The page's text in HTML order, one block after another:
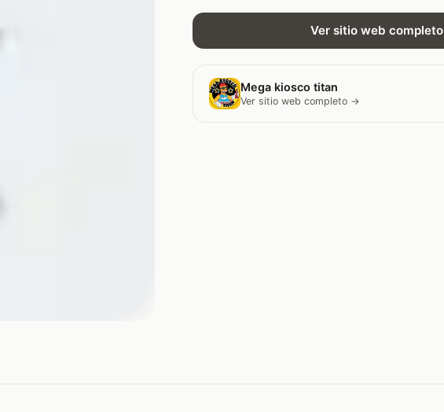
Ver sitio web completo
Mega kiosco titan
Ver sitio web completo →